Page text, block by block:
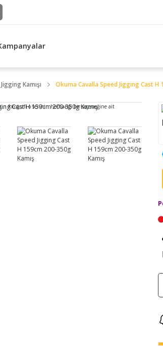
Jigging Kamışı Okuma Cavalla Speed Jigging Cast H
fotoğrafı o serinin herhangi bir seçeneğine ait